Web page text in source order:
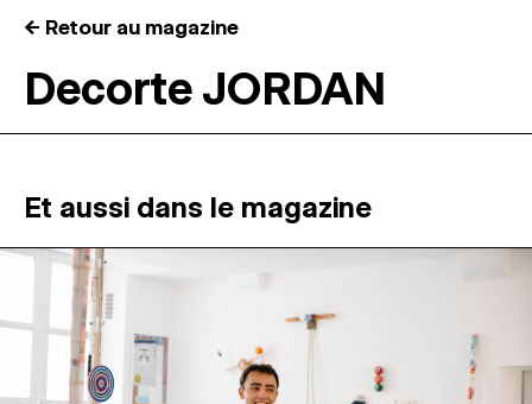
RÉSIDENCES ↓
ATELIERS OUVERTS
PROGRAMMATION
MAGAZINE
← Retour au magazine
Decorte JORDAN
Et aussi dans le magazine